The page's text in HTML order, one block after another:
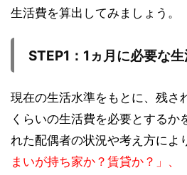
生活費を算出してみましょう。
STEP1 ：1ヵ月に必要な
現在の生活水準をもとに、残さ
くらいの生活費を必要とするか
れた配偶者の状況や考え方によ
まいが持ち家か？賃貸か？」、